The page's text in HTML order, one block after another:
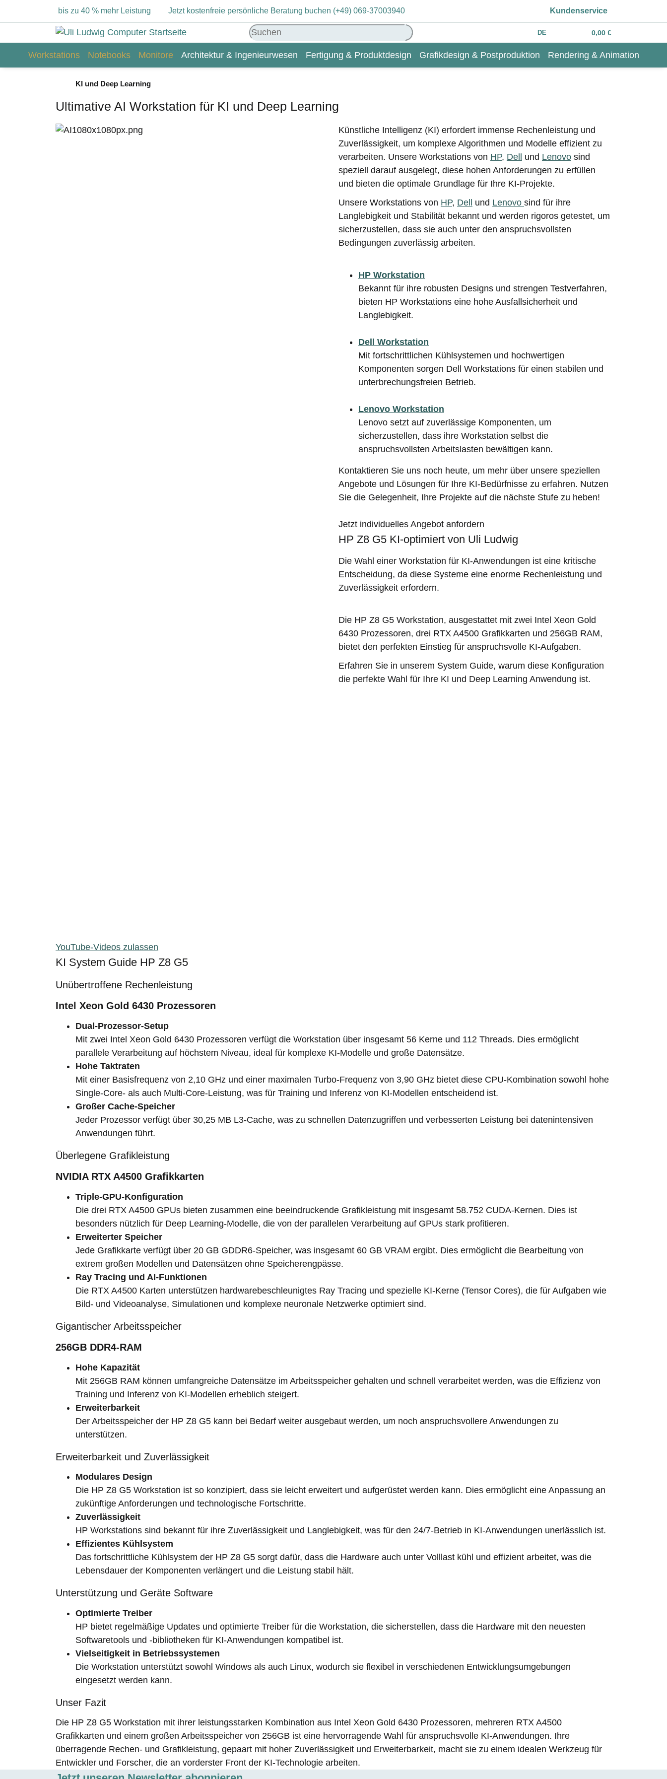
bis zu 40 % mehr Leistung Jetzt kostenfreie persönliche Beratung buchen (+49) 069-37003940 Kundenservice
DE 0,00 €
Workstations Notebooks Monitore Architektur & Ingenieurwesen Fertigung & Produktdesign Grafikdesign & Postproduktion Rendering & Animation
KI und Deep Learning
Ultimative AI Workstation für KI und Deep Learning
Künstliche Intelligenz (KI) erfordert immense Rechenleistung und
Zuverlässigkeit, um komplexe Algorithmen und Modelle effizient zu
verarbeiten. Unsere Workstations von HP, Dell und Lenovo sind
speziell darauf ausgelegt, diese hohen Anforderungen zu erfüllen
und bieten die optimale Grundlage für Ihre KI-Projekte.
Unsere Workstations von HP, Dell und Lenovo sind für ihre
Langlebigkeit und Stabilität bekannt und werden rigoros getestet, um
sicherzustellen, dass sie auch unter den anspruchsvollsten
Bedingungen zuverlässig arbeiten.
HP Workstation
Bekannt für ihre robusten Designs und strengen Testverfahren,
bieten HP Workstations eine hohe Ausfallsicherheit und
Langlebigkeit.
Dell Workstation
Mit fortschrittlichen Kühlsystemen und hochwertigen
Komponenten sorgen Dell Workstations für einen stabilen und
unterbrechungsfreien Betrieb.
Lenovo Workstation
Lenovo setzt auf zuverlässige Komponenten, um
sicherzustellen, dass ihre Workstation selbst die
anspruchsvollsten Arbeitslasten bewältigen kann.
Kontaktieren Sie uns noch heute, um mehr über unsere speziellen
Angebote und Lösungen für Ihre KI-Bedürfnisse zu erfahren. Nutzen
Sie die Gelegenheit, Ihre Projekte auf die nächste Stufe zu heben!
Jetzt individuelles Angebot anfordern
YouTube-Videos zulassen
HP Z8 G5 KI-optimiert von Uli Ludwig
Die Wahl einer Workstation für KI-Anwendungen ist eine kritische
Entscheidung, da diese Systeme eine enorme Rechenleistung und
Zuverlässigkeit erfordern.
Die HP Z8 G5 Workstation, ausgestattet mit zwei Intel Xeon Gold
6430 Prozessoren, drei RTX A4500 Grafikkarten und 256GB RAM,
bietet den perfekten Einstieg für anspruchsvolle KI-Aufgaben.
Erfahren Sie in unserem System Guide, warum diese Konfiguration
die perfekte Wahl für Ihre KI und Deep Learning Anwendung ist.
KI System Guide HP Z8 G5
Unübertroffene Rechenleistung
Intel Xeon Gold 6430 Prozessoren
Dual-Prozessor-Setup
Mit zwei Intel Xeon Gold 6430 Prozessoren verfügt die Workstation über insgesamt 56 Kerne und 112 Threads. Dies ermöglicht
parallele Verarbeitung auf höchstem Niveau, ideal für komplexe KI-Modelle und große Datensätze.
Hohe Taktraten
Mit einer Basisfrequenz von 2,10 GHz und einer maximalen Turbo-Frequenz von 3,90 GHz bietet diese CPU-Kombination sowohl hohe
Single-Core- als auch Multi-Core-Leistung, was für Training und Inferenz von KI-Modellen entscheidend ist.
Großer Cache-Speicher
Jeder Prozessor verfügt über 30,25 MB L3-Cache, was zu schnellen Datenzugriffen und verbesserten Leistung bei datenintensiven
Anwendungen führt.
Überlegene Grafikleistung
NVIDIA RTX A4500 Grafikkarten
Triple-GPU-Konfiguration
Die drei RTX A4500 GPUs bieten zusammen eine beeindruckende Grafikleistung mit insgesamt 58.752 CUDA-Kernen. Dies ist
besonders nützlich für Deep Learning-Modelle, die von der parallelen Verarbeitung auf GPUs stark profitieren.
Erweiterter Speicher
Jede Grafikkarte verfügt über 20 GB GDDR6-Speicher, was insgesamt 60 GB VRAM ergibt. Dies ermöglicht die Bearbeitung von
extrem großen Modellen und Datensätzen ohne Speicherengpässe.
Ray Tracing und AI-Funktionen
Die RTX A4500 Karten unterstützen hardwarebeschleunigtes Ray Tracing und spezielle KI-Kerne (Tensor Cores), die für Aufgaben wie
Bild- und Videoanalyse, Simulationen und komplexe neuronale Netzwerke optimiert sind.
Gigantischer Arbeitsspeicher
256GB DDR4-RAM
Hohe Kapazität
Mit 256GB RAM können umfangreiche Datensätze im Arbeitsspeicher gehalten und schnell verarbeitet werden, was die Effizienz von
Training und Inferenz von KI-Modellen erheblich steigert.
Erweiterbarkeit
Der Arbeitsspeicher der HP Z8 G5 kann bei Bedarf weiter ausgebaut werden, um noch anspruchsvollere Anwendungen zu
unterstützen.
Erweiterbarkeit und Zuverlässigkeit
Modulares Design
Die HP Z8 G5 Workstation ist so konzipiert, dass sie leicht erweitert und aufgerüstet werden kann. Dies ermöglicht eine Anpassung an
zukünftige Anforderungen und technologische Fortschritte.
Zuverlässigkeit
HP Workstations sind bekannt für ihre Zuverlässigkeit und Langlebigkeit, was für den 24/7-Betrieb in KI-Anwendungen unerlässlich ist.
Effizientes Kühlsystem
Das fortschrittliche Kühlsystem der HP Z8 G5 sorgt dafür, dass die Hardware auch unter Volllast kühl und effizient arbeitet, was die
Lebensdauer der Komponenten verlängert und die Leistung stabil hält.
Unterstützung und Geräte Software
Optimierte Treiber
HP bietet regelmäßige Updates und optimierte Treiber für die Workstation, die sicherstellen, dass die Hardware mit den neuesten
Softwaretools und -bibliotheken für KI-Anwendungen kompatibel ist.
Vielseitigkeit in Betriebssystemen
Die Workstation unterstützt sowohl Windows als auch Linux, wodurch sie flexibel in verschiedenen Entwicklungsumgebungen
eingesetzt werden kann.
Unser Fazit
Die HP Z8 G5 Workstation mit ihrer leistungsstarken Kombination aus Intel Xeon Gold 6430 Prozessoren, mehreren RTX A4500
Grafikkarten und einem großen Arbeitsspeicher von 256GB ist eine hervorragende Wahl für anspruchsvolle KI-Anwendungen. Ihre
überragende Rechen- und Grafikleistung, gepaart mit hoher Zuverlässigkeit und Erweiterbarkeit, macht sie zu einem idealen Werkzeug für
Entwickler und Forscher, die an vorderster Front der KI-Technologie arbeiten.